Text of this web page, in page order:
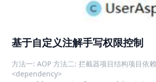
基于自定义注解手写权限控制
方法一: AOP 方法二: 拦截器项目结构项目依
<dependency>